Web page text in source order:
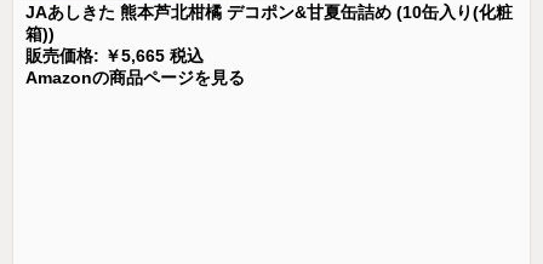
JAあしきた 熊本芦北柑橘 デコポン&甘夏缶詰め (10缶入り(化粧
箱))
販売価格: ￥5,665 税込
Amazonの商品ページを見る